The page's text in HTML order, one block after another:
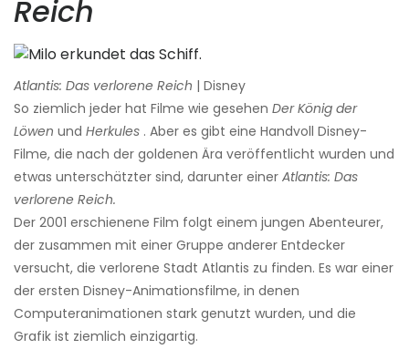
Reich
Atlantis: Das verlorene Reich | Disney
So ziemlich jeder hat Filme wie gesehen Der König der
Löwen und Herkules . Aber es gibt eine Handvoll Disney-
Filme, die nach der goldenen Ära veröffentlicht wurden und
etwas unterschätzter sind, darunter einer Atlantis: Das
verlorene Reich.
Der 2001 erschienene Film folgt einem jungen Abenteurer,
der zusammen mit einer Gruppe anderer Entdecker
versucht, die verlorene Stadt Atlantis zu finden. Es war einer
der ersten Disney-Animationsfilme, in denen
Computeranimationen stark genutzt wurden, und die
Grafik ist ziemlich einzigartig.